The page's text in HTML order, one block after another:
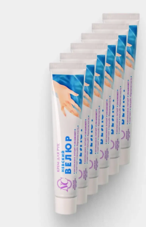
Маски
Муссы
Масла
Пена для ванны
Румяна
Скрабы
Блески
Гели
Восковые